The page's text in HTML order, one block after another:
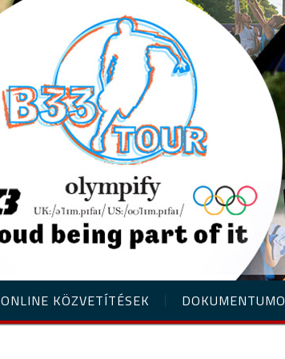
ONLINE KÖZVETÍTÉSEK